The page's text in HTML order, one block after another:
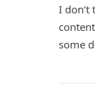
I don’t
some